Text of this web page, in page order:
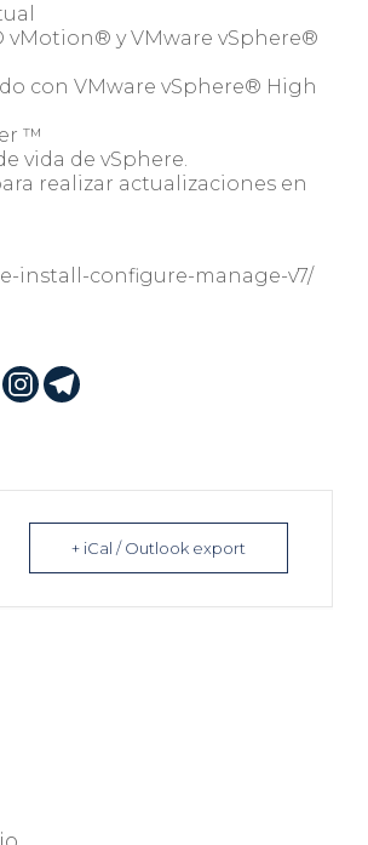
vMotion® y VMware vSphere®
con VMware vSphere® High
™
vida de vSphere.
realizar actualizaciones en
install-configure-manage-v7/
+ iCal / Outlook export